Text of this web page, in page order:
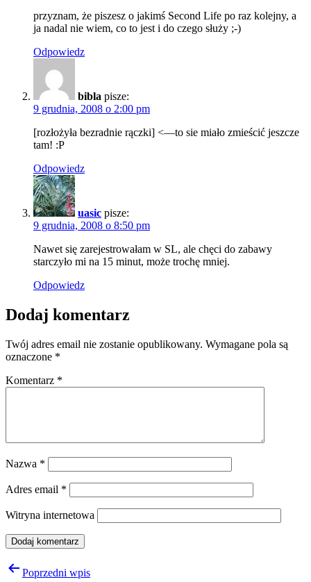
przyznam, że piszesz o jakimś Second Life po raz kolejny, a
ja nadal nie wiem, co to jest i do czego służy ;-)
Odpowiedz
bibla pisze:
9 grudnia, 2008 o 2:00 pm
[rozłożyła bezradnie rączki] <—to sie miało zmieścić jeszcze
tam! :P
Odpowiedz
uasic pisze:
9 grudnia, 2008 o 8:50 pm
Nawet się zarejestrowałam w SL, ale chęci do zabawy
starczyło mi na 15 minut, może trochę mniej.
Odpowiedz
Dodaj komentarz
Twój adres email nie zostanie opublikowany. Wymagane pola są
oznaczone *
Komentarz *
Nazwa *
Adres email *
Witryna internetowa
Nawigacja
Poprzedni wpis